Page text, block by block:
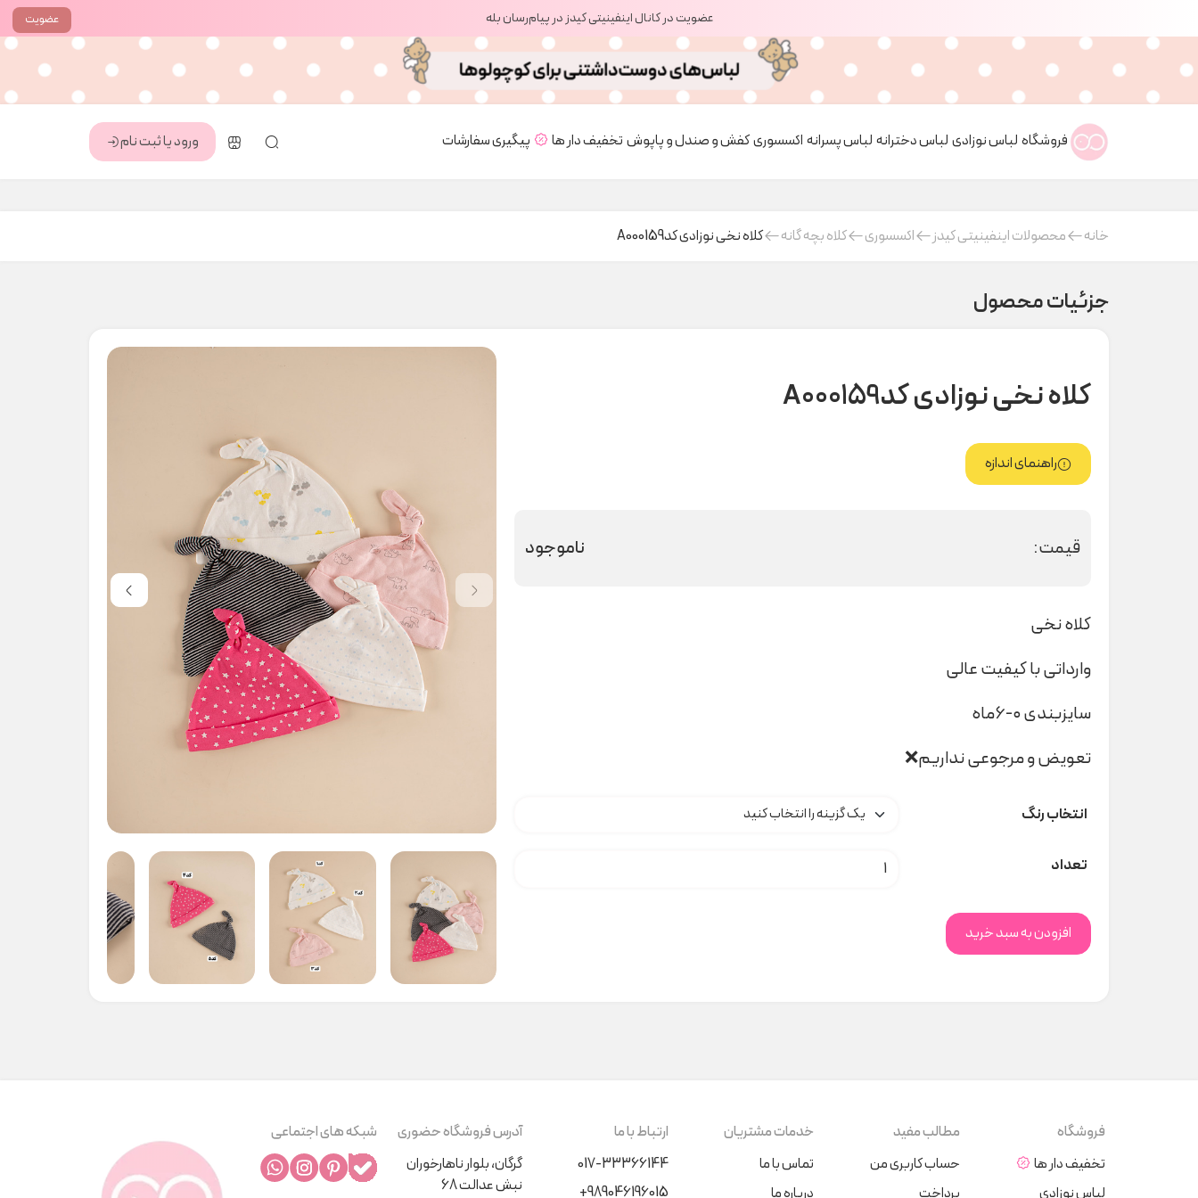
عضویت عضویت در کانال اینفینیتی کیدز در پیام‌رسان بله
فروشگاه لباس نوزادی لباس دخترانه لباس پسرانه اکسسوریکفش و صندل و پاپوش تخفیف دار ها پیگیری سفارشات ورود یا ثبت نام
خانه محصولات اینفینیتی کیدز اکسسوری کلاه بچه گانه کلاه نخی نوزادی کدA000159
جزئیات محصول
کلاه نخی نوزادی کدA000159
راهنمای اندازه
قیمت: ناموجود
کلاه نخی
وارداتی با کیفیت عالی
سایزبندی ۰-۶ماه
تعویض و مرجوعی نداریم❌
انتخاب رنگ
تعداد کلاه نخی نوزادی کدA000159 عدد
افزودن به سبد خرید
فروشگاه
تخفیف دار ها
مطالب مفید
حساب کاربری من
خدمات مشتریان
تماس با ما
ارتباط با ما
017-33366144
+989046196015
آدرس فروشگاه حضوری
گرگان، بلوار ناهارخوران
نبش عدالت 68
شبکه های اجتماعی